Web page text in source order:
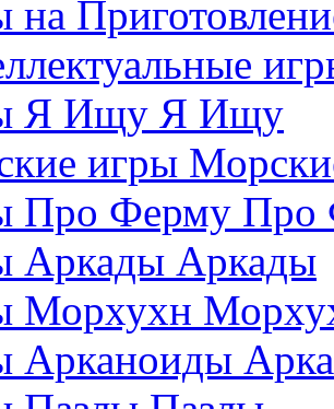
Я Ищу
Про
Аркады